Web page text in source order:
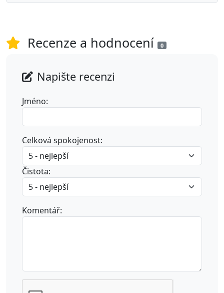
Recenze a hodnocení 0
Napište recenzi
Jméno:
Celková spokojenost:
Čistota:
Komentář: